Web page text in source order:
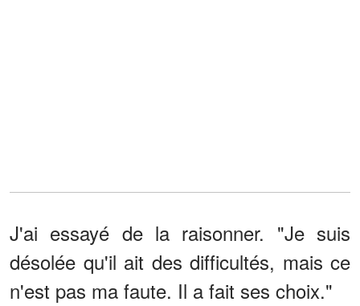
J'ai essayé de la raisonner. "Je suis
désolée qu'il ait des difficultés, mais ce
n'est pas ma faute. Il a fait ses choix."